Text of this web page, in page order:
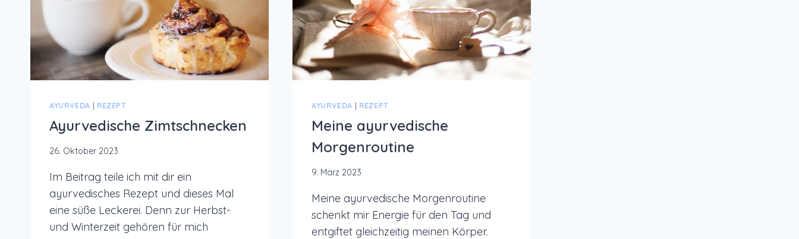
AYURVEDA | REZEPT
Ayurvedische Zimtschnecken
26. Oktober 2023
Im Beitrag teile ich mit dir ein
ayurvedisches Rezept und dieses Mal
eine süße Leckerei. Denn zur Herbst-
und Winterzeit gehören für mich
AYURVEDA | REZEPT
Meine ayurvedische
Morgenroutine
9. März 2023
Meine ayurvedische Morgenroutine
schenkt mir Energie für den Tag und
entgiftet gleichzeitig meinen Körper.